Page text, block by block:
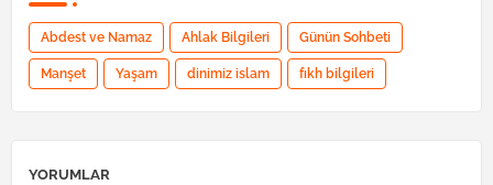
Abdest ve Namaz Ahlak Bilgileri Günün Sohbeti
Manşet Yaşam dinimiz islam fıkh bilgileri
YORUMLAR